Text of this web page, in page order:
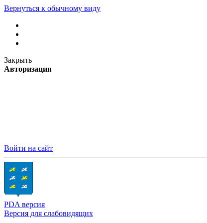
Вернуться к обычному виду
Закрыть
Авторизация
Войти на сайт
PDA версия
Версия для слабовидящих